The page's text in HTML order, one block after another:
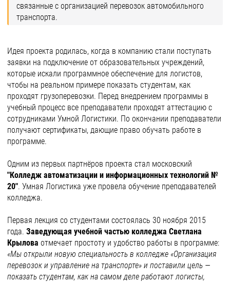
связанные с организацией перевозок автомобильного
транспорта.
Идея проекта родилась, когда в компанию стали поступать
заявки на подключение от образовательных учреждений,
которые искали программное обеспечение для логистов,
чтобы на реальном примере показать студентам, как
проходят грузоперевозки. Перед внедрением программы в
учебный процесс все преподаватели проходят аттестацию с
сотрудниками Умной Логистики. По окончании преподаватели
получают сертификаты, дающие право обучать работе в
программе.
Одним из первых партнёров проекта стал московский
"Колледж автоматизации и информационных технологий №
20". Умная Логистика уже провела обучение преподавателей
колледжа.
Первая лекция со студентами состоялась 30 ноября 2015
года. Заведующая учебной частью колледжа Светлана
Крылова отмечает простоту и удобство работы в программе:
«Мы открыли новую специальность в колледже «Организация
перевозок и управление на транспорте» и поставили цель —
показать студентам, как на самом деле работают логисты,